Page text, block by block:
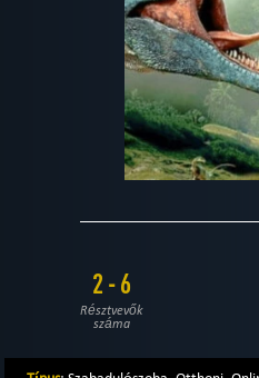
2 - 6
Résztvevők
száma